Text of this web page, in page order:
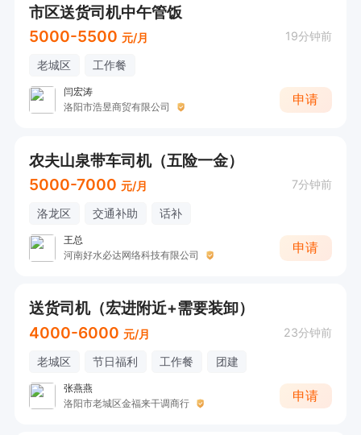
市区送货司机中午管饭
5000-5500 元/月 19分钟前
老城区 工作餐
闫宏涛
洛阳市浩昱商贸有限公司
申请
农夫山泉带车司机（五险一金）
5000-7000 元/月 7分钟前
洛龙区 交通补助 话补
王总
河南好水必达网络科技有限公司
申请
送货司机（宏进附近+需要装卸）
4000-6000 元/月 23分钟前
老城区 节日福利 工作餐 团建
张燕燕
洛阳市老城区金福来干调商行
申请